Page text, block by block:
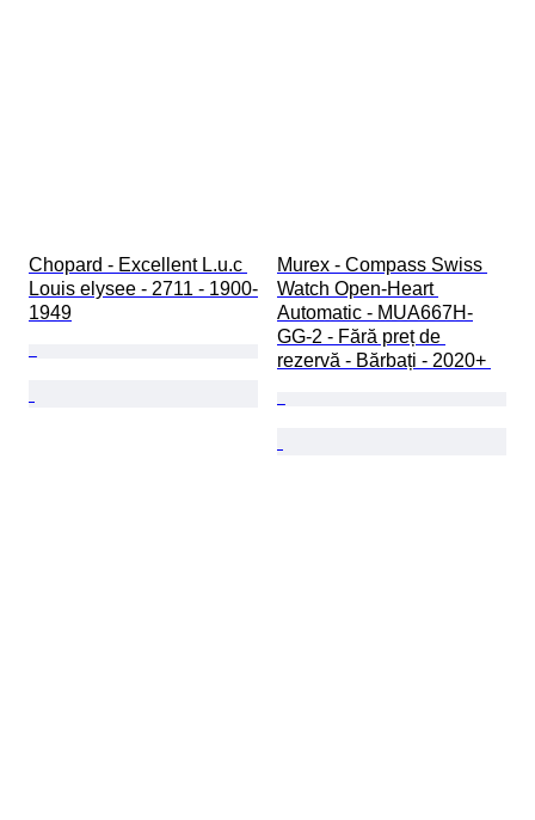
Chopard - Excellent L.u.c
Louis elysee - 2711 - 1900-
1949
Murex - Compass Swiss
Watch Open-Heart
Automatic - MUA667H-
GG-2 - Fără preț de
rezervă - Bărbați - 2020+